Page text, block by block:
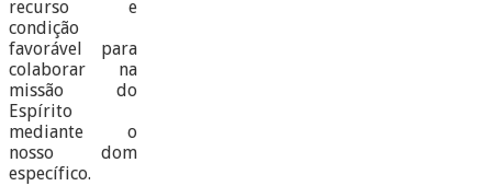
recurso e
condição
favorável para
colaborar na
missão do
Espírito
mediante o
nosso dom
específico.